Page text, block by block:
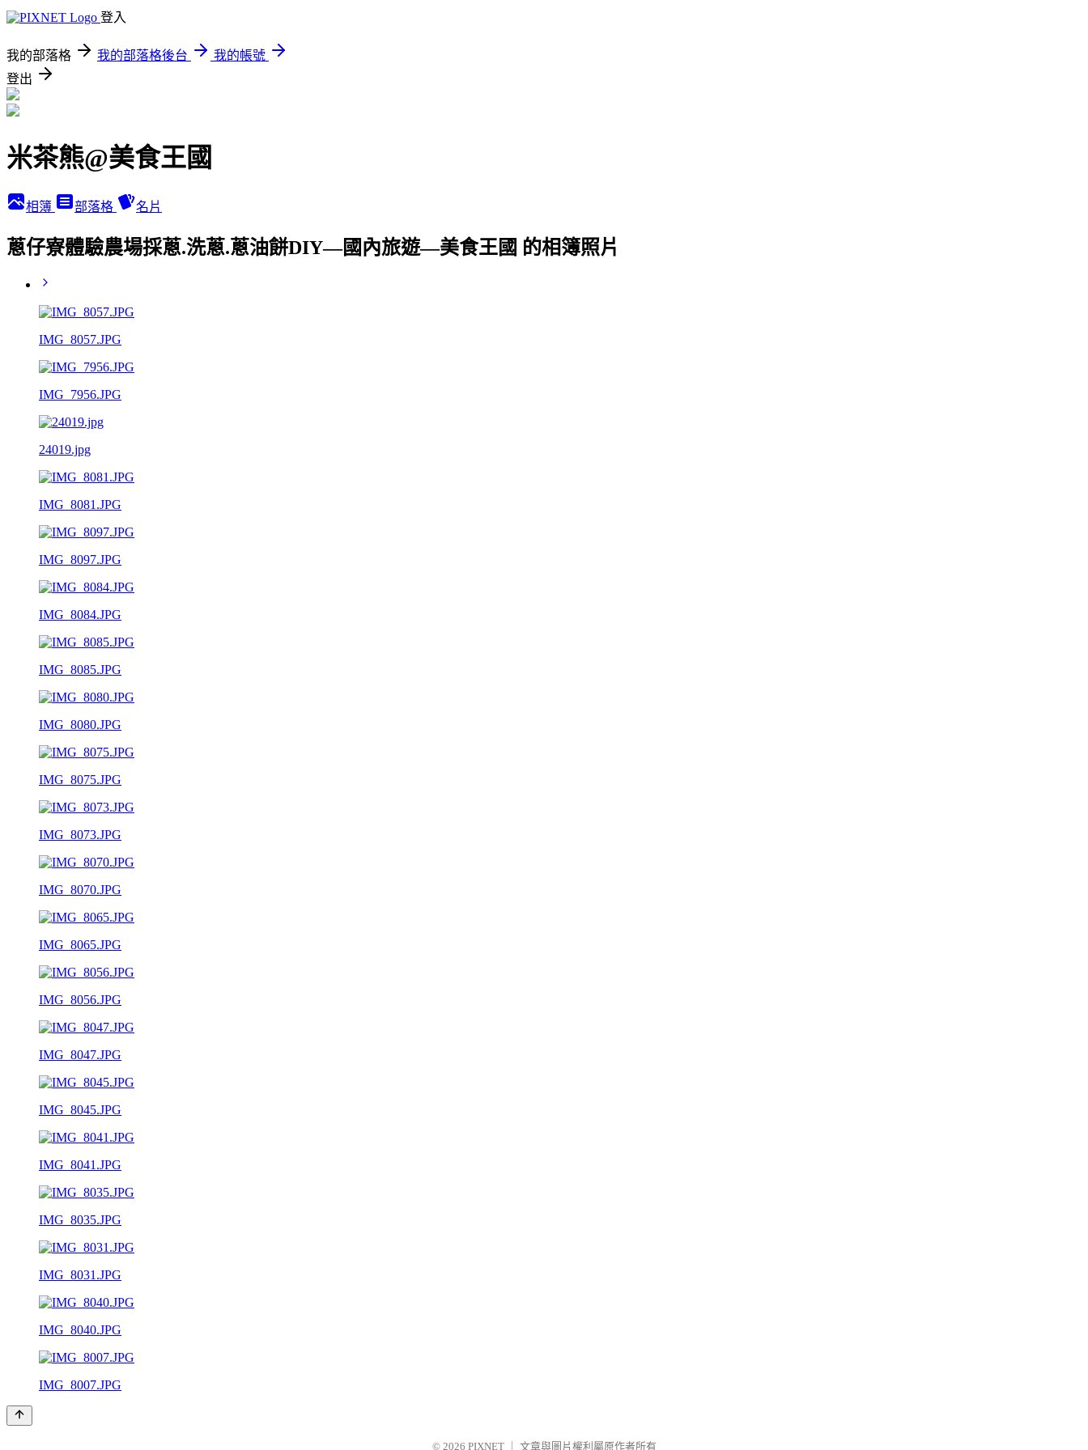
登入
我的部落格 我的部落格後台
我的帳號
登出
米茶熊@美食王國
相簿 部落格 名片
蔥仔寮體驗農場採蔥.洗蔥.蔥油餅DIY—國內旅遊—美食王國 的相簿照片
IMG_8057.JPG
IMG_7956.JPG
24019.jpg
IMG_8081.JPG
IMG_8097.JPG
IMG_8084.JPG
IMG_8085.JPG
IMG_8080.JPG
IMG_8075.JPG
IMG_8073.JPG
IMG_8070.JPG
IMG_8065.JPG
IMG_8056.JPG
IMG_8047.JPG
IMG_8045.JPG
IMG_8041.JPG
IMG_8035.JPG
IMG_8031.JPG
IMG_8040.JPG
IMG_8007.JPG
© 2026 PIXNET 文章與圖片權利屬原作者所有